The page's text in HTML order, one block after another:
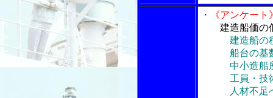
・
《アンケート
建造船価の
建造船の
船台の基数
中小造船所
工員・技術
人材不足へ